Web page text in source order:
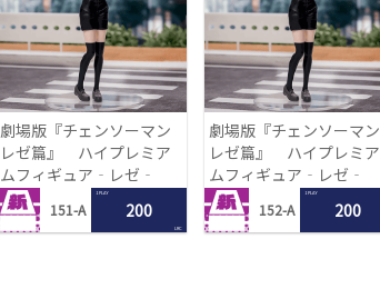
劇場版『チェンソーマン
レゼ篇』 ハイプレミア
ムフィギュア‐レゼ‐
151-A
1 PLAY
200
LRC
劇場版『チェンソーマン
レゼ篇』 ハイプレミア
ムフィギュア‐レゼ‐
152-A
1 PLAY
200